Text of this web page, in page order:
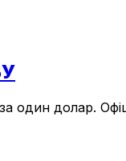
один долар.